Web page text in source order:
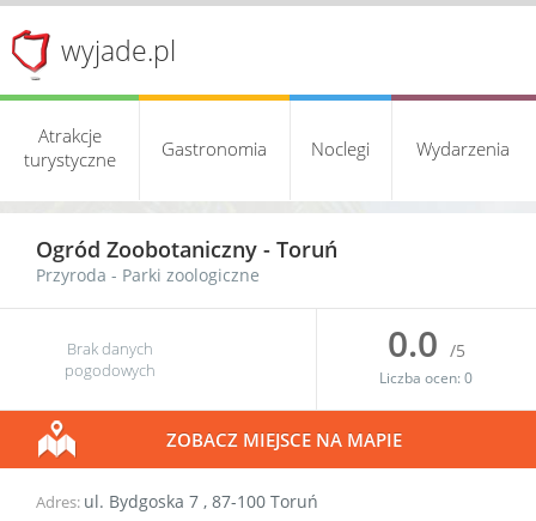
wyjade.pl
Atrakcje
turystyczne
Gastronomia Noclegi Wydarzenia
Ogród Zoobotaniczny - Toruń
Przyroda - Parki zoologiczne
Brak danych
pogodowych
0.0 /5
Liczba ocen:0
ZOBACZ MIEJSCE NA MAPIE
Adres: ul. Bydgoska 7 , 87-100 Toruń